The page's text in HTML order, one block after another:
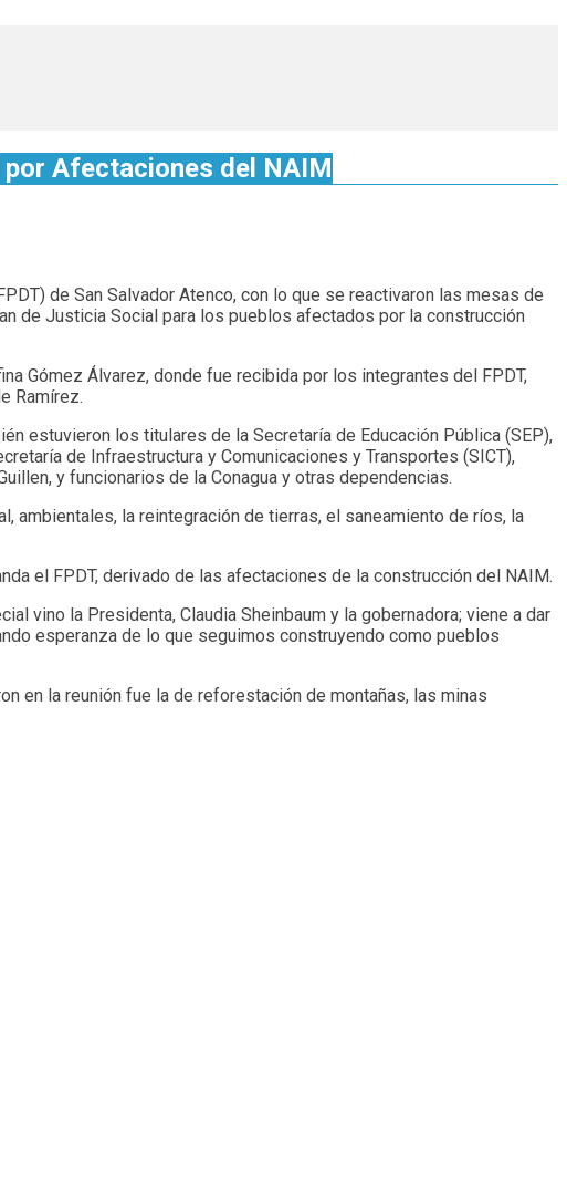
por Afectaciones del NAIM
de San Salvador Atenco, con lo que se reactivaron las mesas de
de Justicia Social para los pueblos afectados por la construcción
Gómez Álvarez, donde fue recibida por los integrantes del FPDT,
Ramírez.
estuvieron los titulares de la Secretaría de Educación Pública (SEP),
de Infraestructura y Comunicaciones y Transportes (SICT),
y funcionarios de la Conagua y otras dependencias.
ambientales, la reintegración de tierras, el saneamiento de ríos, la
el FPDT, derivado de las afectaciones de la construcción del NAIM.
vino la Presidenta, Claudia Sheinbaum y la gobernadora; viene a dar
esperanza de lo que seguimos construyendo como pueblos
en la reunión fue la de reforestación de montañas, las minas